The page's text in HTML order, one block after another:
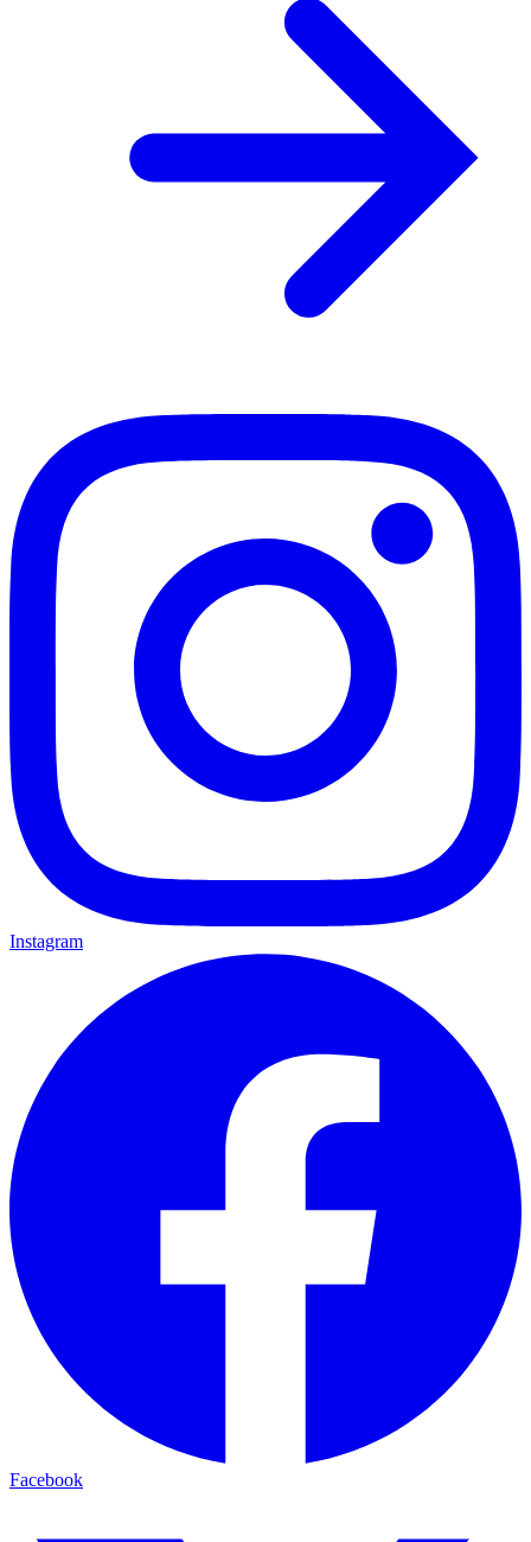
Instagram
Facebook